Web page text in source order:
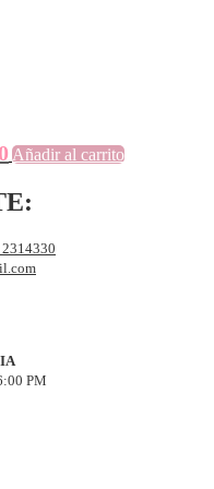
El
precio
es:
Añadir al carrito
PM